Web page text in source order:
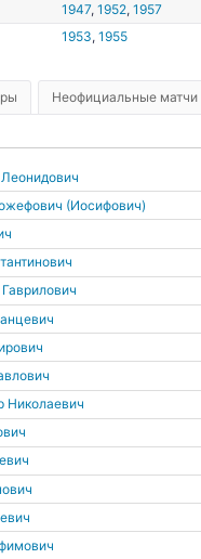
1947, 1952, 1957
1953, 1955
Неофициальные матчи
(Иосифович)
Николаевич